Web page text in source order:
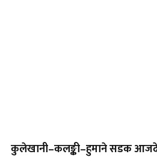
कुलेखानी–कलङ्की–हुमाने सडक